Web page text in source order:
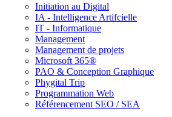
Initiation au Digital
IA - Intelligence Artifcielle
IT - Informatique
Management
Management de projets
Microsoft 365®
PAO & Conception Graphique
Phygital Trip
Programmation Web
Référencement SEO / SEA